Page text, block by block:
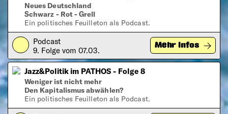
Neues Deutschland
Schwarz - Rot - Grell
Ein politisches Feuilleton als Podcast.
Play Podcast
9. Folge vom 07.03.
Mehr Infos
Jazz&Politik im PATHOS - Folge 8
Weniger ist nicht mehr
Den Kapitalismus abwählen?
Ein politisches Feuilleton als Podcast.